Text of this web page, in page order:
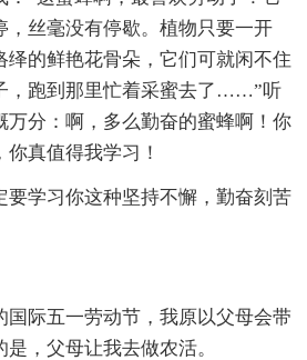
，丝毫没有停歇。植物只要一开
绎的鲜艳花骨朵，它们可就闲不住
，跑到那里忙着采蜜去了……”听
万分：啊，多么勤奋的蜜蜂啊！你
真值得我学习！
要学习你这种坚持不懈，勤奋刻苦
国际五一劳动节，我原以父母会带
，父母让我去做农活。